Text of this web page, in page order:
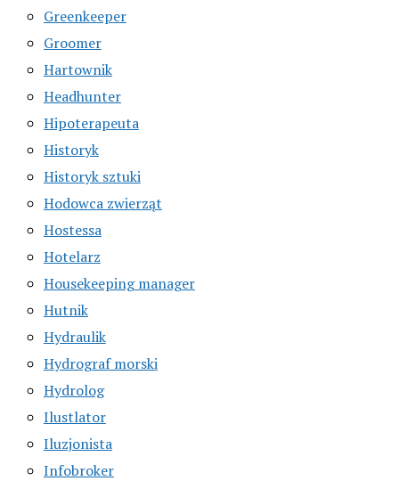
Greenkeeper
Groomer
Hartownik
Headhunter
Hipoterapeuta
Historyk
Historyk sztuki
Hodowca zwierząt
Hostessa
Hotelarz
Housekeeping manager
Hutnik
Hydraulik
Hydrograf morski
Hydrolog
Ilustlator
Iluzjonista
Infobroker